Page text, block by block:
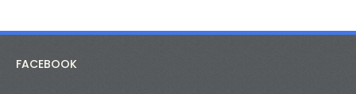
FACEBOOK